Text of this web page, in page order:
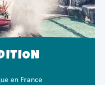
en France